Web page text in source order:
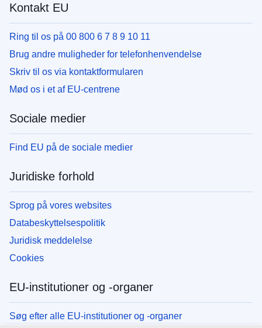
Kontakt EU
Ring til os på 00 800 6 7 8 9 10 11
Brug andre muligheder for telefonhenvendelse
Skriv til os via kontaktformularen
Mød os i et af EU-centrene
Sociale medier
Find EU på de sociale medier
Juridiske forhold
Sprog på vores websites
Databeskyttelsespolitik
Juridisk meddelelse
Cookies
EU-institutioner og -organer
Søg efter alle EU-institutioner og -organer